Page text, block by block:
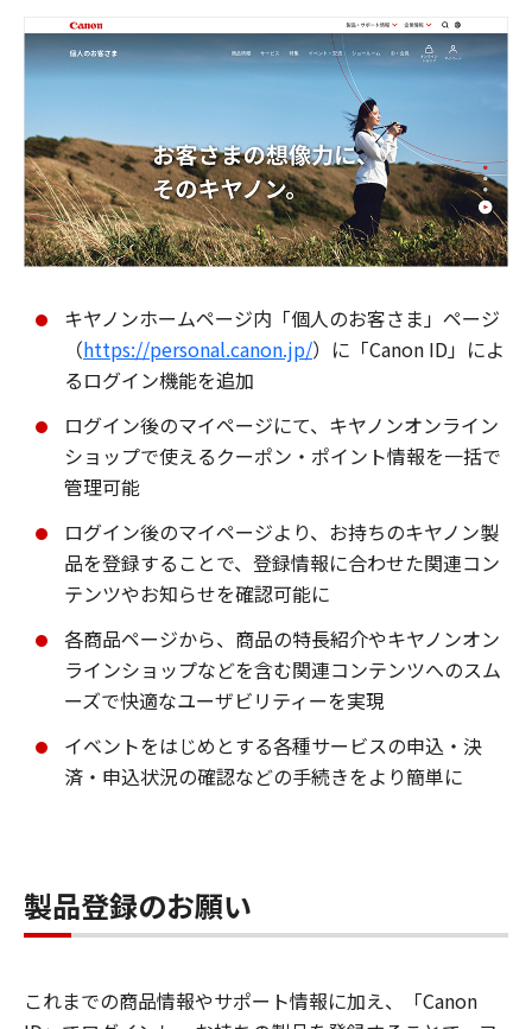
キヤノンホームページ内「個人のお客さま」ページ
（https://personal.canon.jp/）に「Canon ID」によ
るログイン機能を追加
ログイン後のマイページにて、キヤノンオンライン
ショップで使えるクーポン・ポイント情報を一括で
管理可能
ログイン後のマイページより、お持ちのキヤノン製
品を登録することで、登録情報に合わせた関連コン
テンツやお知らせを確認可能に
各商品ページから、商品の特長紹介やキヤノンオン
ラインショップなどを含む関連コンテンツへのスム
ーズで快適なユーザビリティーを実現
イベントをはじめとする各種サービスの申込・決
済・申込状況の確認などの手続きをより簡単に
製品登録のお願い
これまでの商品情報やサポート情報に加え、「Canon